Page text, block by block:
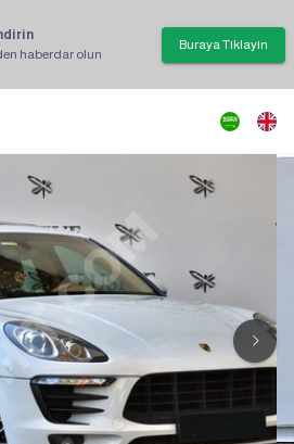
haberdar olun
Buraya Tıklayın